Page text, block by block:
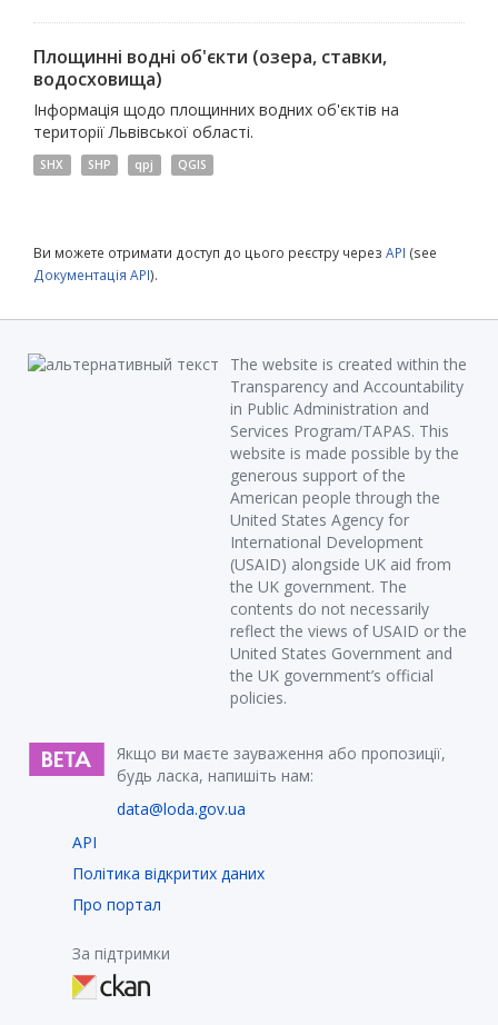
Площинні водні об'єкти (озера, ставки,
водосховища)
Інформація щодо площинних водних об'єктів на
території Львівської області.
SHX SHP qpj QGIS
Ви можете отримати доступ до цього реєстру через API (see
Документація API).
The website is created within the
Transparency and Accountability
in Public Administration and
Services Program/TAPAS. This
website is made possible by the
generous support of the
American people through the
United States Agency for
International Development
(USAID) alongside UK aid from
the UK government. The
contents do not necessarily
reflect the views of USAID or the
United States Government and
the UK government’s official
policies.
Якщо ви маєте зауваження або пропозиції,
будь ласка, напишіть нам:
data@loda.gov.ua
API
Політика відкритих даних
Про портал
За підтримки